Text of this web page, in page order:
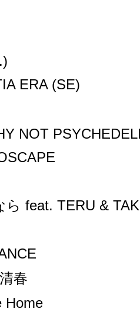
ERA (SE)
NOT
ら feat. TERU &
春
Home